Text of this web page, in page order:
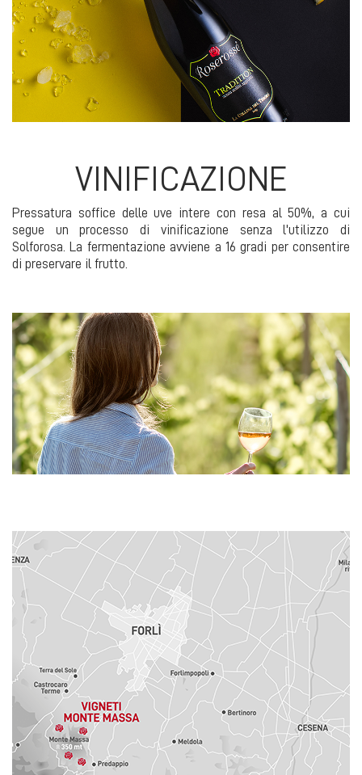
VINIFICAZIONE
Pressatura soffice delle uve intere con resa al 50%, a cui
segue un processo di vinificazione senza l'utilizzo di
Solforosa. La fermentazione avviene a 16 gradi per consentire
di preservare il frutto.